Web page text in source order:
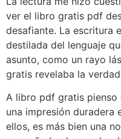
ver el libro gratis pdf
desafiante. La escritura
destilada del lenguaje
asunto, como un rayo
gratis revelaba la
A libro pdf gratis pienso
una impresión duradera
ellos, es más bien una